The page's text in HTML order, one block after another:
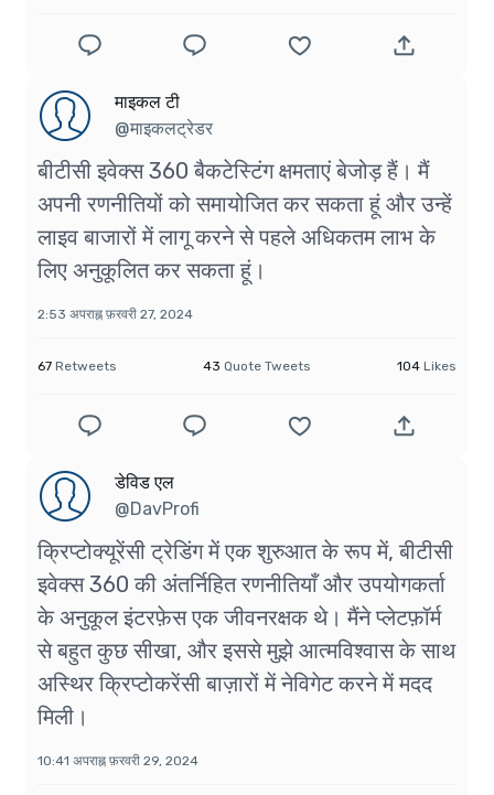
माइकल टी
@माइकलट्रेडर
बीटीसी इवेक्स 360 बैकटेस्टिंग क्षमताएं बेजोड़ हैं। मैं
अपनी रणनीतियों को समायोजित कर सकता हूं और उन्हें
लाइव बाजारों में लागू करने से पहले अधिकतम लाभ के
लिए अनुकूलित कर सकता हूं।
2:53 अपराह्न फ़रवरी 27, 2024
67 Retweets 43 Quote Tweets 104 Likes
डेविड एल
@DavProfi
क्रिप्टोक्यूरेंसी ट्रेडिंग में एक शुरुआत के रूप में, बीटीसी
इवेक्स 360 की अंतर्निहित रणनीतियाँ और उपयोगकर्ता
के अनुकूल इंटरफ़ेस एक जीवनरक्षक थे। मैंने प्लेटफ़ॉर्म
से बहुत कुछ सीखा, और इससे मुझे आत्मविश्वास के साथ
अस्थिर क्रिप्टोकरेंसी बाज़ारों में नेविगेट करने में मदद
मिली।
10:41 अपराह्न फ़रवरी 29, 2024